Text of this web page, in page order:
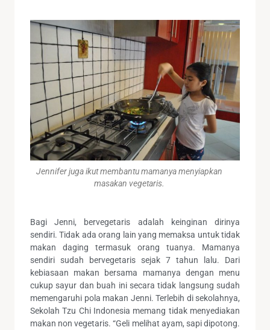
Jennifer juga ikut membantu mamanya menyiapkan
masakan vegetaris.
Bagi Jenni, bervegetaris adalah keinginan dirinya
sendiri. Tidak ada orang lain yang memaksa untuk tidak
makan daging termasuk orang tuanya. Mamanya
sendiri sudah bervegetaris sejak 7 tahun lalu. Dari
kebiasaan makan bersama mamanya dengan menu
cukup sayur dan buah ini secara tidak langsung sudah
memengaruhi pola makan Jenni. Terlebih di sekolahnya,
Sekolah Tzu Chi Indonesia memang tidak menyediakan
makan non vegetaris. “Geli melihat ayam, sapi dipotong.